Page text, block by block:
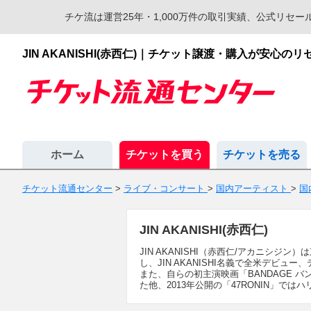
チケ流は運営25年・1,000万件の取引実績、公式リセ
JIN AKANISHI(赤西仁)｜チケット譲渡・購入が安心のリ
ホーム チケットを買う チケットを売る
チケット流通センター > ライブ・コンサート > 国内アーティスト >
JIN AKANISHI(赤西仁)
JIN AKANISHI（赤西仁/アカニシジン）
し、JIN AKANISHI名義で全米デビュー
また、自らの初主演映画「BANDAGE バ
た他、2013年公開の「47RONIN」では